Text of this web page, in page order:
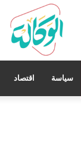
سياسة اقتصاد